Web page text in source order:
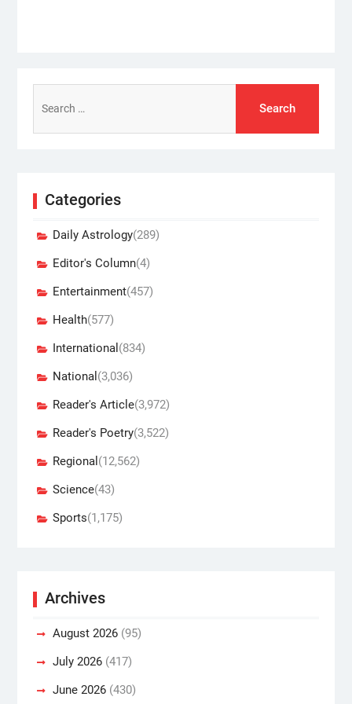
for:
Categories
Daily Astrology(289)
Editor's Column(4)
Entertainment(457)
Health(577)
International (834)
National (3,036)
Reader's Article(3,972)
Reader's Poetry(3,522)
Regional (12,562)
Science(43)
Sports(1,175)
Archives
August 2026(95)
July 2026(417)
June 2026(430)